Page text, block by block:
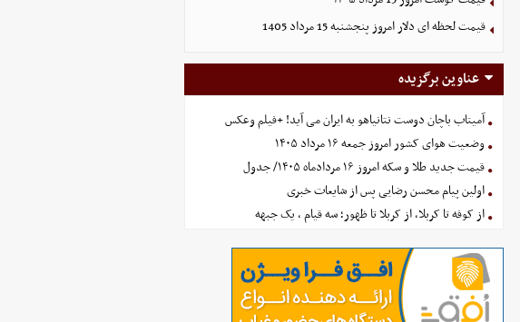
قیمت لحظه ای دلار امروز پنجشنبه 15 مرداد 1405
عناوین برگزیده
آمیتاب باچان دوست نتانیاهو به ایران می آید! +فیلم وعکس
وضعیت هوای کشور امروز جمعه ۱۶ مرداد ۱۴۰۵
قیمت جدید طلا و سکه امروز ۱۶ مردادماه ۱۴۰۵/ جدول
اولین پیام محسن رضایی پس از شایعات خبری
از کوفه تا کربلا، از کربلا تا ظهور؛ سه قیام ، یک جبهه